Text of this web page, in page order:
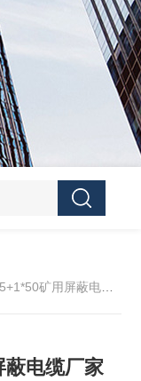
矿用屏蔽电缆厂家
蔽电缆厂家